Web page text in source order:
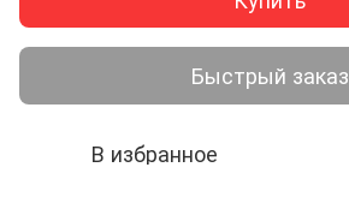
Быстрый заказ
В избранное